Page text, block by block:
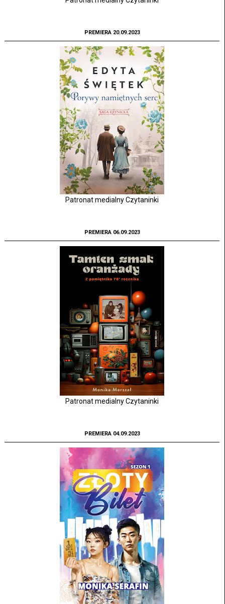
PREMIERA 20.09.2023
Patronat medialny Czytaninki
PREMIERA 06.09.2023
Patronat medialny Czytaninki
PREMIERA 04.09.2023